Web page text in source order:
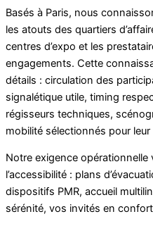
Basés à Paris, nous
les atouts des quartiers
centres d’expo et les
engagements. Cette
détails : circulation des
signalétique utile, timing
régisseurs techniques,
mobilité sélectionnés pour leur
Notre exigence opérationnelle
l’accessibilité : plans
dispositifs PMR, accueil
sérénité, vos invités en